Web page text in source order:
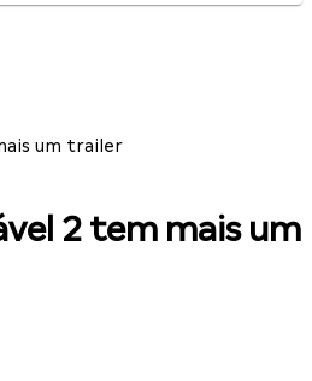
um trailer
2 tem mais um